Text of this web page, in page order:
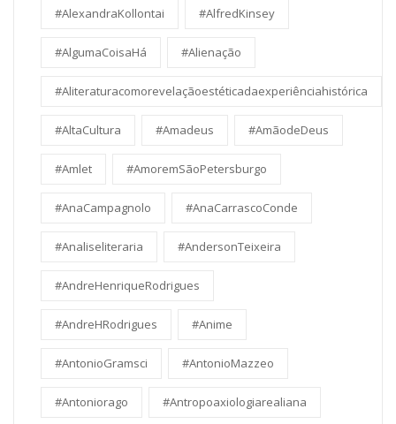
#AlexandraKollontai #AlfredKinsey
#AlgumaCoisaHá #Alienação
#Aliteraturacomorevelaçãoestéticadaexperiênciahistórica
#AltaCultura #Amadeus #AmãodeDeus
#Amlet #AmoremSãoPetersburgo
#AnaCampagnolo #AnaCarrascoConde
#Analiseliteraria #AndersonTeixeira
#AndreHenriqueRodrigues
#AndreHRodrigues #Anime
#AntonioGramsci #AntonioMazzeo
#Antoniorago #Antropoaxiologiarealiana